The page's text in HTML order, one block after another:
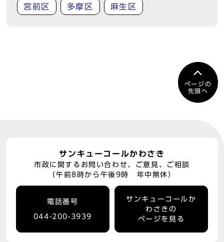
宮前区 多摩区 麻生区
ページの
先頭へ
サンキューコールかわさき
市政に関するお問い合わせ、ご意見、ご相談
（午前8時から午後9時 年中無休）
電話番号
044-200-3939
サンキューコールか
わさきの
ページを見る